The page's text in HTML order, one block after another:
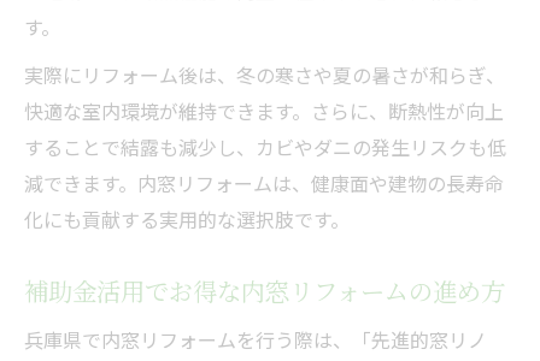
す。
実際にリフォーム後は、冬の寒さや夏の暑さが和らぎ、
快適な室内環境が維持できます。さらに、断熱性が向上
することで結露も減少し、カビやダニの発生リスクも低
減できます。内窓リフォームは、健康面や建物の長寿命
化にも貢献する実用的な選択肢です。
補助金活用でお得な内窓リフォームの進め方
兵庫県で内窓リフォームを行う際は、「先進的窓リノ